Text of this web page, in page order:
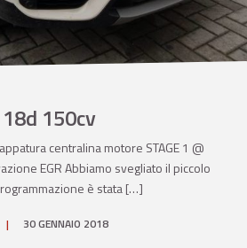
150cv
centralina motore STAGE 1 @
EGR Abbiamo svegliato il piccolo
è stata […]
| 30 GENNAIO 2018